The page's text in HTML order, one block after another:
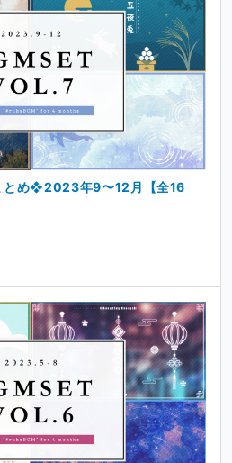
とめ❖2023年9〜12月【全16